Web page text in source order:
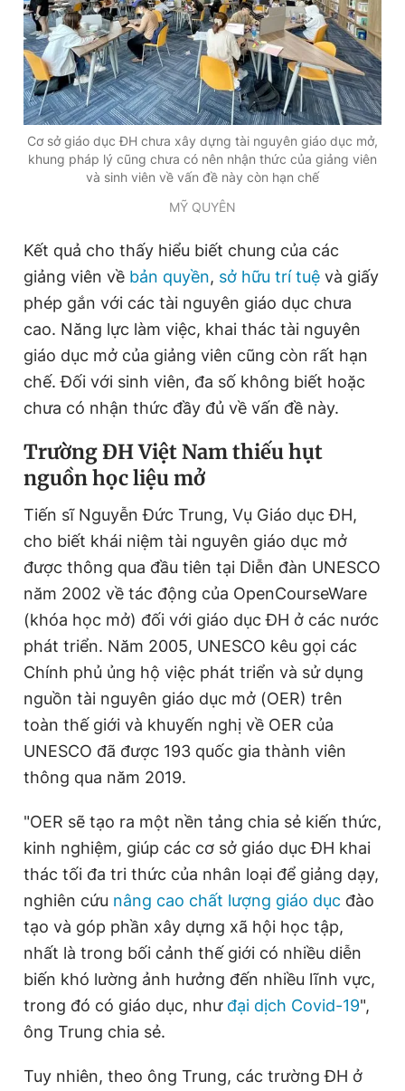
Giấy phép xuất bản số 110/GP - BTTTT cấp ngày 24.3.2020
© 2003-2026 Bản quyền thuộc về Báo Thanh Niên. Cấm sao
chép dưới mọi hình thức nếu không có sự chấp thuận bằng văn
bản. Phát triển bởi ePi Technologies, JSC.
Cơ sở giáo dục ĐH chưa xây dựng tài nguyên giáo dục mở,
khung pháp lý cũng chưa có nên nhận thức của giảng viên
và sinh viên về vấn đề này còn hạn chế
MỸ QUYÊN
Kết quả cho thấy hiểu biết chung của các
giảng viên về bản quyền, sở hữu trí tuệ và giấy
phép gắn với các tài nguyên giáo dục chưa
cao. Năng lực làm việc, khai thác tài nguyên
giáo dục mở của giảng viên cũng còn rất hạn
chế. Đối với sinh viên, đa số không biết hoặc
chưa có nhận thức đầy đủ về vấn đề này.
Trường ĐH Việt Nam thiếu hụt
nguồn học liệu mở
Tiến sĩ Nguyễn Đức Trung, Vụ Giáo dục ĐH,
cho biết khái niệm tài nguyên giáo dục mở
được thông qua đầu tiên tại Diễn đàn UNESCO
năm 2002 về tác động của OpenCourseWare
(khóa học mở) đối với giáo dục ĐH ở các nước
phát triển. Năm 2005, UNESCO kêu gọi các
Chính phủ ủng hộ việc phát triển và sử dụng
nguồn tài nguyên giáo dục mở (OER) trên
toàn thế giới và khuyến nghị về OER của
UNESCO đã được 193 quốc gia thành viên
thông qua năm 2019.
"OER sẽ tạo ra một nền tảng chia sẻ kiến thức,
kinh nghiệm, giúp các cơ sở giáo dục ĐH khai
thác tối đa tri thức của nhân loại để giảng dạy,
nghiên cứu nâng cao chất lượng giáo dục đào
tạo và góp phần xây dựng xã hội học tập,
nhất là trong bối cảnh thế giới có nhiều diễn
biến khó lường ảnh hưởng đến nhiều lĩnh vực,
trong đó có giáo dục, như đại dịch Covid-19",
ông Trung chia sẻ.
Tuy nhiên, theo ông Trung, các trường ĐH ở